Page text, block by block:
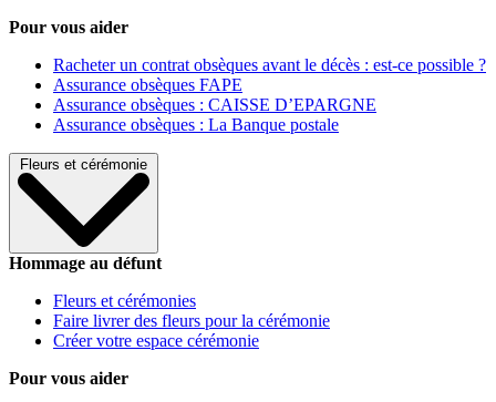
Pour vous aider
Racheter un contrat obsèques avant le décès : est-ce possible ?
Assurance obsèques FAPE
Assurance obsèques : CAISSE D’EPARGNE
Assurance obsèques : La Banque postale
Fleurs et cérémonie
Hommage au défunt
Fleurs et cérémonies
Faire livrer des fleurs pour la cérémonie
Créer votre espace cérémonie
Pour vous aider